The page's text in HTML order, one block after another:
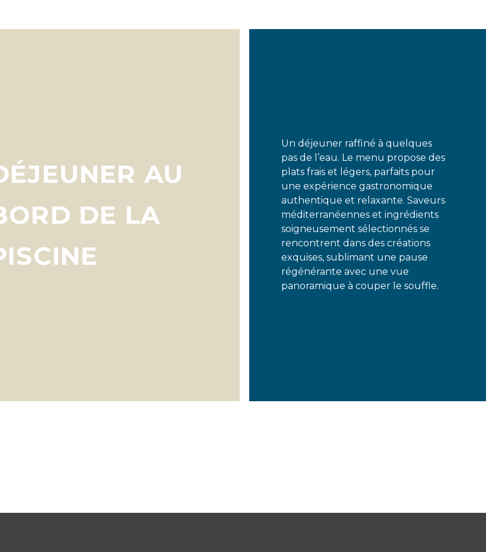
AU
DE LA
Un déjeuner raffiné à quelques
pas de l’eau. Le menu propose des
plats frais et légers, parfaits pour
une expérience gastronomique
authentique et relaxante. Saveurs
méditerranéennes et ingrédients
soigneusement sélectionnés se
rencontrent dans des créations
exquises, sublimant une pause
régénérante avec une vue
panoramique à couper le souffle.